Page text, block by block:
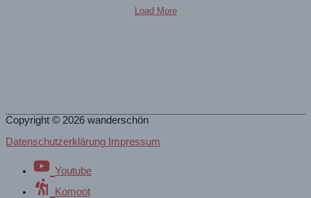
Load More
Copyright © 2026 wanderschön
Datenschutzerklärung Impressum
Youtube
Komoot